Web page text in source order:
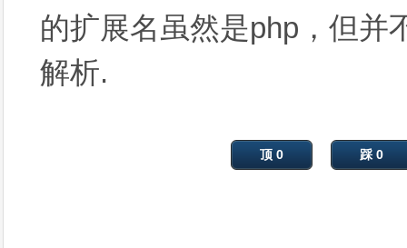
的扩展名虽然是php，但并
解析.
顶 0 踩 0